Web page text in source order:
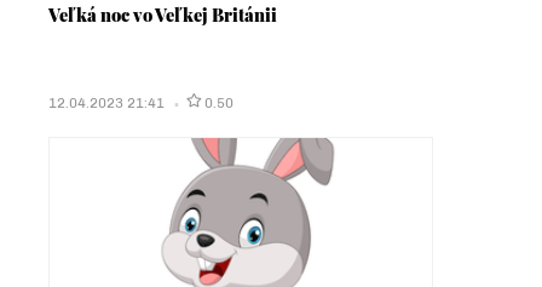
Veľká noc vo Veľkej Británii
12.04.2023 21:41 0.50